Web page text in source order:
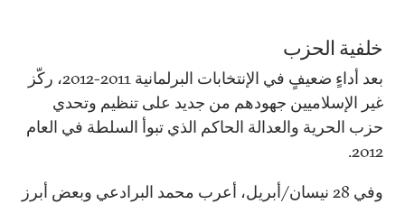
خلفية الحزب
بعد أداءٍ ضعيفٍ في الإنتخابات البرلمانية 2011-2012، ركّز
غير الإسلاميين جهودهم من جديد على تنظيم وتحدي
حزب الحرية والعدالة الحاكم الذي تبوأ السلطة في العام
2012.
وفي 28 نيسان/أبريل، أعرب محمد البرادعي وبعض أبرز